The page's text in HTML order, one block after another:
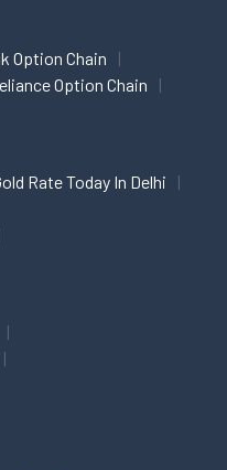
Option Chain
Option Chain
Rate Today In Delhi